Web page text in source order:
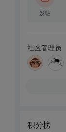
发帖
社区管理员
积分榜